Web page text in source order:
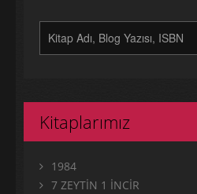
Kitaplarımız
1984
7 ZEYTİN 1 İNCİR